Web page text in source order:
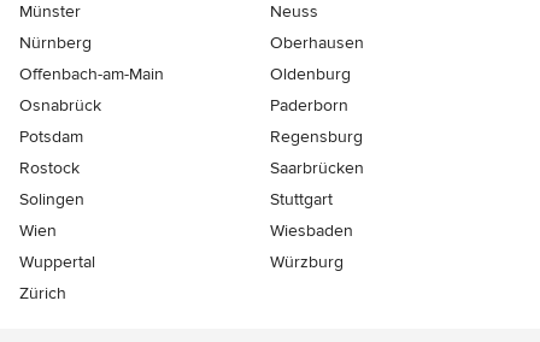
Münster
Neuss
Nürnberg
Oberhausen
Offenbach-am-Main
Oldenburg
Osnabrück
Paderborn
Potsdam
Regensburg
Rostock
Saarbrücken
Solingen
Stuttgart
Wien
Wiesbaden
Wuppertal
Würzburg
Zürich